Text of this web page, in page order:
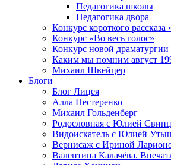
Педагогика школы
Педагогика двора
Конкурс короткого рассказа
Конкурс «Во весь голос»
Конкурс новой драматургии
Каким мы помним август
Михаил Швейцер
Блоги
Блог Лицея
Алла Нестеренко
Михаил Гольденберг
Родословная с Юлией
Видоискатель с Юлией
Вернисаж с Ириной
Валентина Калачёва.